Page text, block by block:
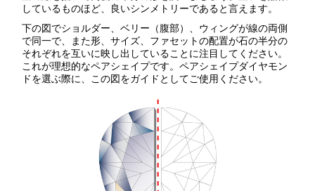
しているものほど、良いシンメトリーであると言えます。
下の図でショルダー、ベリー（腹部）、ウィングが線の両側
で同一で、また形、サイズ、ファセットの配置が石の半分の
それぞれを互いに映し出していることに注目してください。
これが理想的なペアシェイプです。ペアシェイプダイヤモン
ドを選ぶ際に、この図をガイドとしてご使用ください。